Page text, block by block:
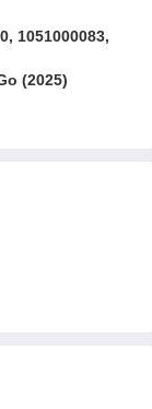
1051000083,
(2025)